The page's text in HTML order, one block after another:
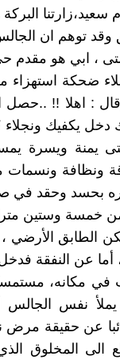
سعيد،زارتنا
وقد توهم ان
، ابي هو مقدم
ضحكة استهزاء
: اهلا !!
دخل يكفيك ونجلاء
يمنة ويسرة
ونظافة ونسمات
بحسد وحقد في
خمسة وستين
الطابق الأرضي
أما عن النفقة
في مكانه،
نفس الجالس
عن حقيقة مرض
الى المخلوق